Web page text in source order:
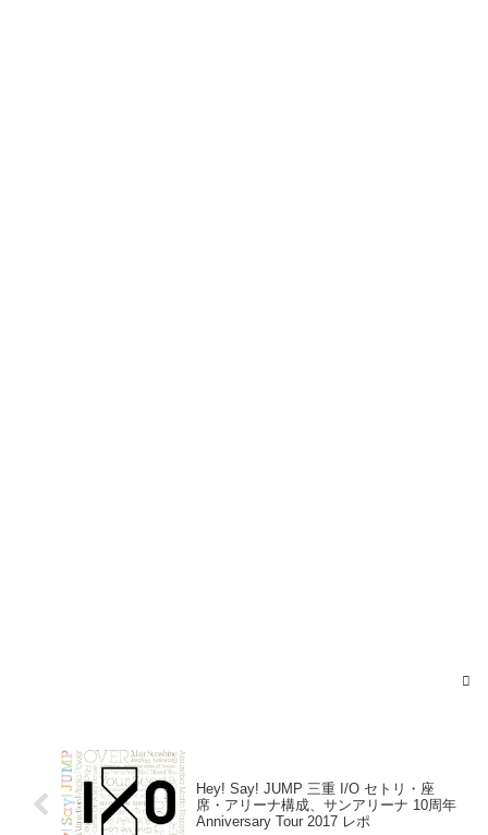
Hey! Say! JUMP 三重 I/O セトリ・座
席・アリーナ構成、サンアリーナ 10周年
Anniversary Tour 2017 レポ